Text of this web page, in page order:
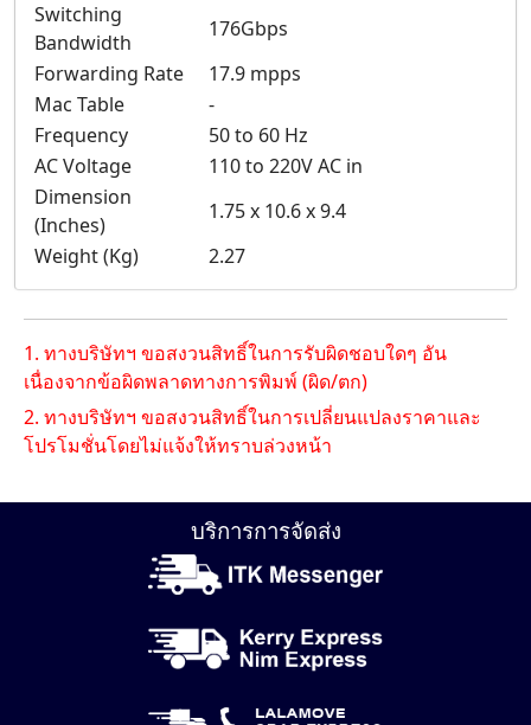
Switching
Bandwidth
176Gbps
Forwarding Rate
17.9 mpps
Mac Table
-
Frequency
50 to 60 Hz
AC Voltage
110 to 220V AC in
Dimension
(Inches)
1.75 x 10.6 x 9.4
Weight (Kg)
2.27
1. ทางบริษัทฯ ขอสงวนสิทธิ์ในการรับผิดชอบใดๆ อัน
เนื่องจากข้อผิดพลาดทางการพิมพ์ (ผิด/ตก)
2. ทางบริษัทฯ ขอสงวนสิทธิ์ในการเปลี่ยนแปลงราคาและ
โปรโมชั่นโดยไม่แจ้งให้ทราบล่วงหน้า
บริการการจัดส่ง